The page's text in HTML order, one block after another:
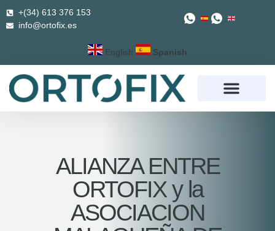
+(34) 613 376 153
info@ortofix.es
English Spanish
ALIANZA ENTRE
ORTOFIX y la
ASOCIACION